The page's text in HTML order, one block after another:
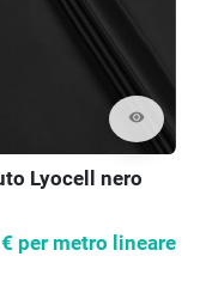
visibility
Lyocell nero
per metro lineare